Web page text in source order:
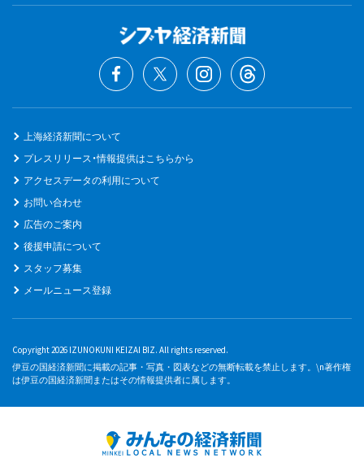
上海経済新聞について
プレスリリース・情報提供はこちらから
アクセスデータの利用について
お問い合わせ
広告のご案内
後援申請について
スタッフ募集
メールニュース登録
Copyright 2026 IZUNOKUNI KEIZAI BIZ. All rights reserved.
伊豆の国経済新聞に掲載の記事・写真・図表などの無断転載を禁止します。\n著作権
は伊豆の国経済新聞またはその情報提供者に属します。